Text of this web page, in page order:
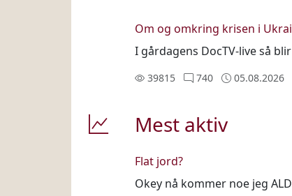
Om og omkring krisen i
I gårdagens DocTV-live så
39815 740 05.08.2026
Mest aktiv
Flat jord?
Okey nå kommer noe jeg